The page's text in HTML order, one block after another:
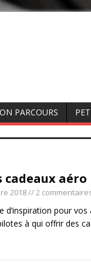
PARCOURS
cadeaux
2018// 2
d’inspiration pour
à qui offrir des